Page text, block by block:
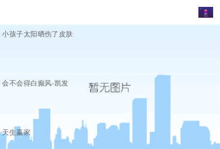
小孩子太阳晒伤了皮肤
会不会得白癫风-凯发
天生赢家